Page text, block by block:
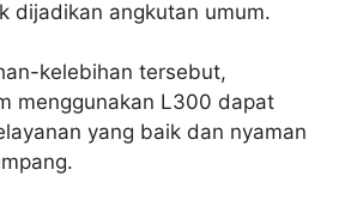
dijadikan angkutan umum.
kelebihan tersebut,
menggunakan L300 dapat
yang baik dan nyaman